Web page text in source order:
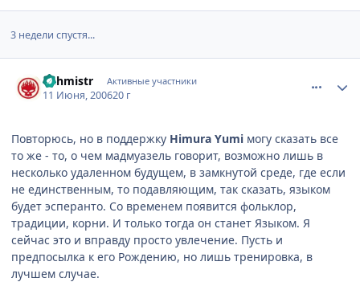
3 недели спустя...
Vahmistr Активные участники
11 Июня, 200620 г
Повторюсь, но в поддержку Himura Yumi могу сказать все
то же - то, о чем мадмуазель говорит, возможно лишь в
несколько удаленном будущем, в замкнутой среде, где если
не единственным, то подавляющим, так сказать, языком
будет эсперанто. Со временем появится фольклор,
традиции, корни. И только тогда он станет Языком. Я
сейчас это и вправду просто увлечение. Пусть и
предпосылка к его Рождению, но лишь тренировка, в
лучшем случае.